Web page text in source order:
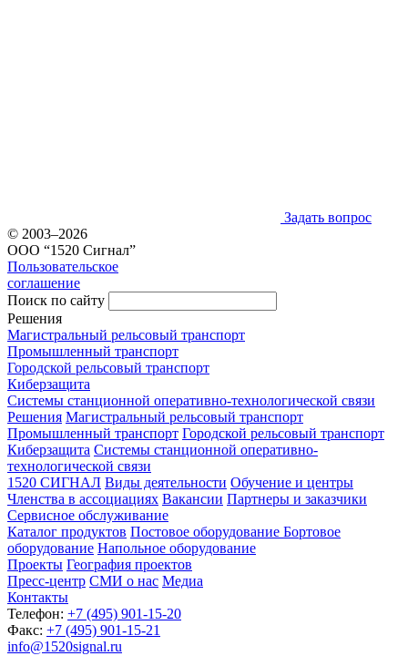
Задать вопрос
© 2003–2026
ООО “1520 Сигнал”
Пользовательское
соглашение
Поиск по сайту
Решения
Магистральный рельсовый транспорт
Промышленный транспорт
Городской рельсовый транспорт
Киберзащита
Системы станционной оперативно-технологической связи
Решения Магистральный рельсовый транспорт
Промышленный транспорт Городской рельсовый транспорт
Киберзащита Системы станционной оперативно-
технологической связи
1520 СИГНАЛ Виды деятельности Обучение и центры
Членства в ассоциациях Вакансии Партнеры и заказчики
Сервисное обслуживание
Каталог продуктов Постовое оборудование Бортовое
оборудование Напольное оборудование
Проекты География проектов
Пресс-центр СМИ о нас Медиа
Контакты
Телефон: +7 (495) 901-15-20
Факс: +7 (495) 901-15-21
info@1520signal.ru